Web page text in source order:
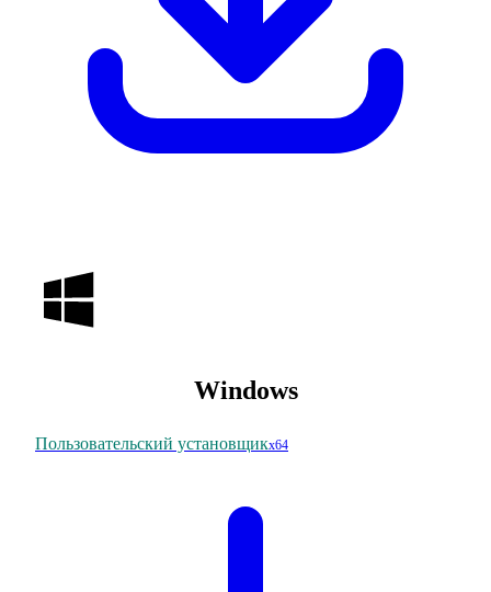
Windows
Пользовательский установщикx64